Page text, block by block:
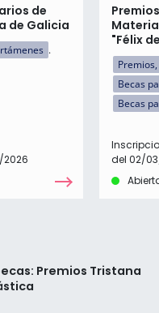
de
de Galicia
2026
"Félix
Becas
Becas
del 02/
Premios Tristana